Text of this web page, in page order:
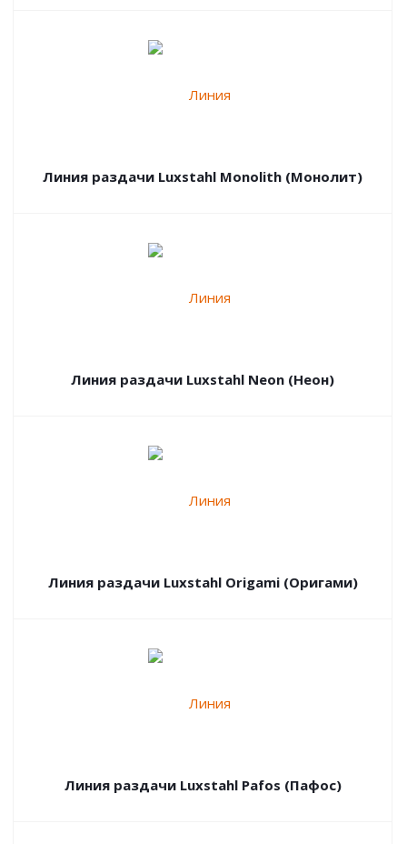
Линия раздачи Luxstahl Monolith (Монолит)
Линия раздачи Luxstahl Neon (Неон)
Линия раздачи Luxstahl Origami (Оригами)
Линия раздачи Luxstahl Pafos (Пафос)